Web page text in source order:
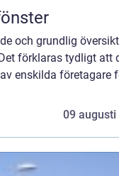
och grundlig
förklaras tydligt att
enskilda företagare
09 augusti